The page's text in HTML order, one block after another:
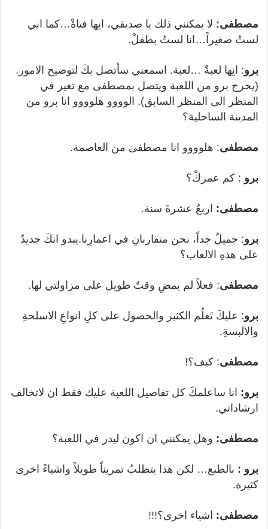
مصطفى: لا يمكنني ذلك يا صديقي، انِها فتاةْ…كما اني
لستُ صغيراً…انا لستُ بطفلْ.
برو: انِها لعبةٌ …لعبة. اسمعني سأتصل بكَ لتوضيح الامور.
(يخرج برو من اللعبة ويتصل بمصطفى مع تغير في
المنظر الى المنظر السابق). الوووو هلوووو انا برو من
المدينة الساحلية؟
مصطفى: هلوووو انا مصطفى من العاصمة.
برو : كم عمركْ؟
مصطفى: اربعُ عشرةَ سنة.
برو: جميلٌ جداً، نحن متقاربانِ في اعمارِنا.يبدو انكَ جديدٌ
على هذهِ الالعاب؟
مصطفى: فعلاً لم يمضِ وقتٌ طويل على مزاولتي لها.
برو: عليكَ تَعلُم الكثير والحصول على كلِ انواعِ الاسلحةِ
والالبسةِ.
مصطفى: كيف؟!
برو: انا ساعلمكَ كل تفاصيل اللعبة عليك فقط ان لاتخالف
ارشاداتي.
مصطفى: وهل يمكنني ان اكون ليدر في اللعبة؟
برو : بالطبع… لكن هذا يتطلبُ تمريناً طويلاً واشياءً اخرى
كثيرة.
مصطفى: اشياء اخرى؟!!!